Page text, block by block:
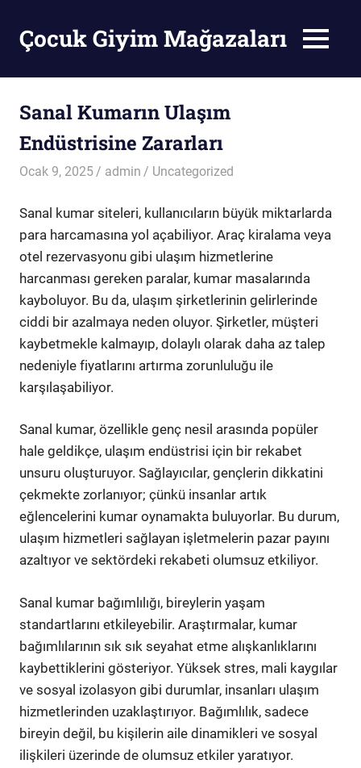
contentÇocuk Giyim Mağazaları
Mağazaları
MENU
Sanal Kumarın Ulaşım
Endüstrisine Zararları
Ocak 9, 2025 admin Uncategorized
Sanal kumar siteleri, kullanıcıların büyük miktarlarda
para harcamasına yol açabiliyor. Araç kiralama veya
otel rezervasyonu gibi ulaşım hizmetlerine
harcanması gereken paralar, kumar masalarında
kayboluyor. Bu da, ulaşım şirketlerinin gelirlerinde
ciddi bir azalmaya neden oluyor. Şirketler, müşteri
kaybetmekle kalmayıp, dolaylı olarak daha az talep
nedeniyle fiyatlarını artırma zorunluluğu ile
karşılaşabiliyor.
Sanal kumar, özellikle genç nesil arasında popüler
hale geldikçe, ulaşım endüstrisi için bir rekabet
unsuru oluşturuyor. Sağlayıcılar, gençlerin dikkatini
çekmekte zorlanıyor; çünkü insanlar artık
eğlencelerini kumar oynamakta buluyorlar. Bu durum,
ulaşım hizmetleri sağlayan işletmelerin pazar payını
azaltıyor ve sektördeki rekabeti olumsuz etkiliyor.
Sanal kumar bağımlılığı, bireylerin yaşam
standartlarını etkileyebilir. Araştırmalar, kumar
bağımlılarının sık sık seyahat etme alışkanlıklarını
kaybettiklerini gösteriyor. Yüksek stres, mali kaygılar
ve sosyal izolasyon gibi durumlar, insanları ulaşım
hizmetlerinden uzaklaştırıyor. Bağımlılık, sadece
bireyin değil, bu kişilerin aile dinamikleri ve sosyal
ilişkileri üzerinde de olumsuz etkiler yaratıyor.